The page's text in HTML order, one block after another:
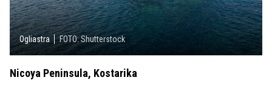
Ogliastra FOTO: Shutterstock
Nicoya Peninsula, Kostarika